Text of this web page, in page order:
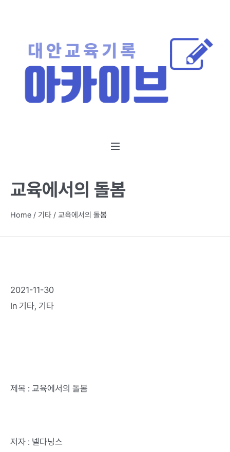
교육에서의 돌봄
Home / 기타 / 교육에서의 돌봄
2021-11-30
In 기타, 기타
제목 : 교육에서의 돌봄
저자 : 넬다닝스